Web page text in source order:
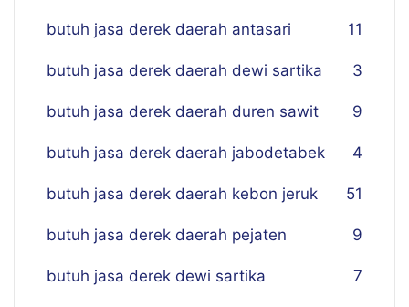
butuh jasa derek daerah antasari 11
butuh jasa derek daerah dewi sartika 3
butuh jasa derek daerah duren sawit 9
butuh jasa derek daerah jabodetabek 4
butuh jasa derek daerah kebon jeruk 51
butuh jasa derek daerah pejaten 9
butuh jasa derek dewi sartika 7